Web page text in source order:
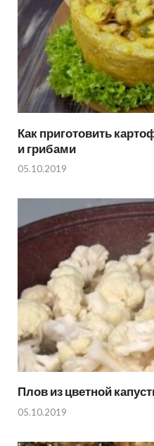
Как приготовить
и грибами
05.10.2019
Плов из цветной
05.10.2019